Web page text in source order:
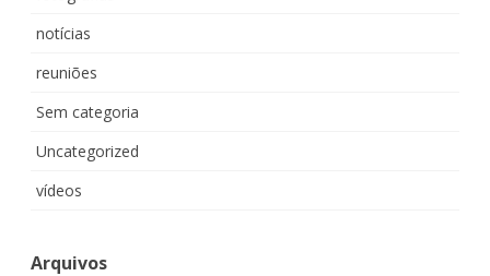
notícias
reuniões
Sem categoria
Uncategorized
vídeos
Arquivos